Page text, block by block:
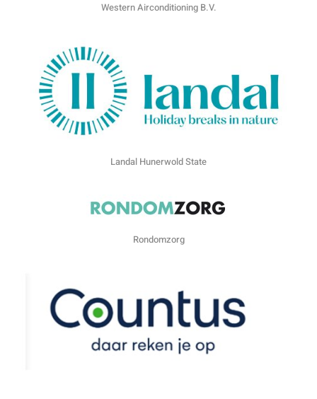
Western Airconditioning B.V.
Landal Hunerwold State
Rondomzorg